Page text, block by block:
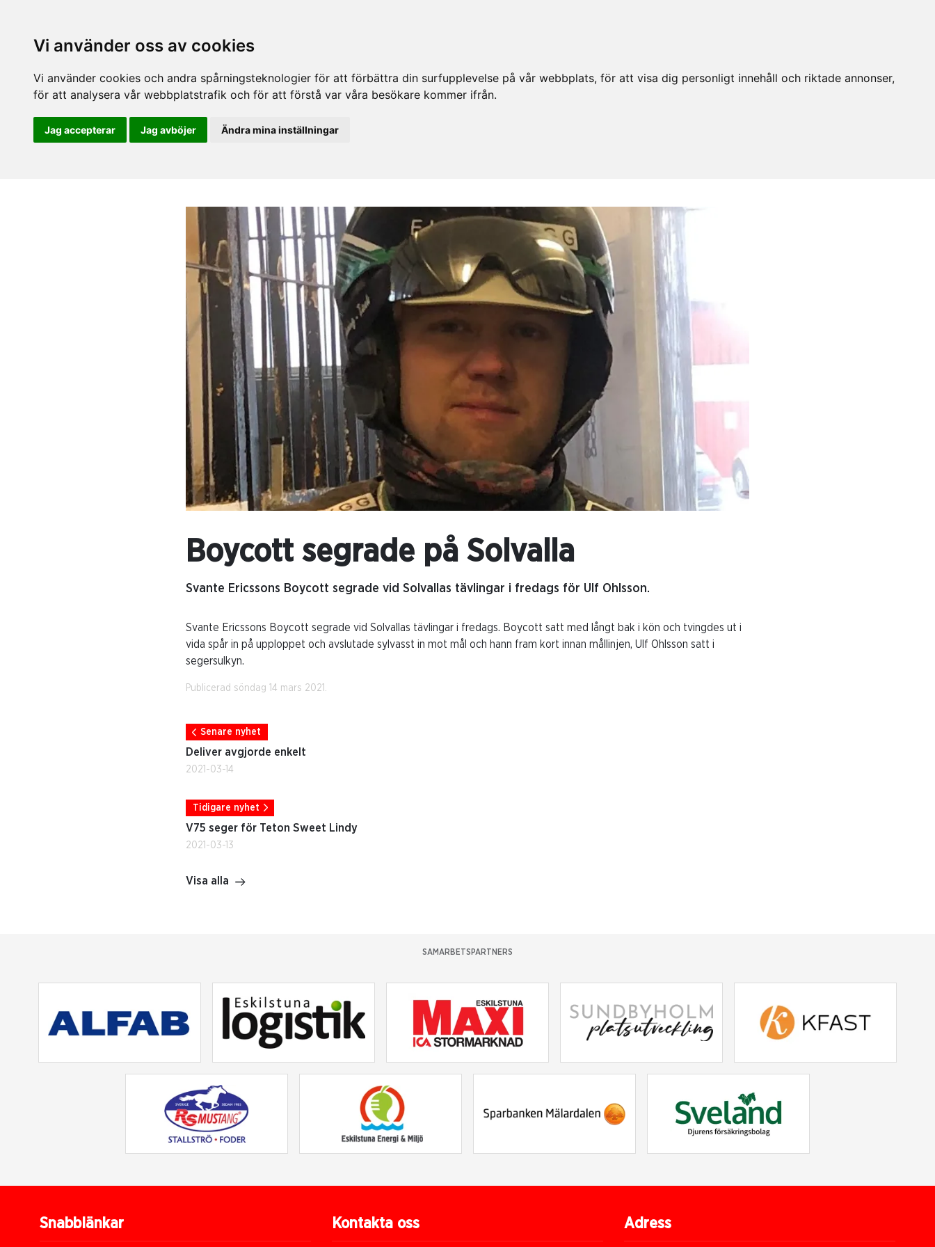
Vi använder oss av cookies
Vi använder cookies och andra spårningsteknologier för att förbättra din surfupplevelse på vår webbplats, för att visa dig personligt innehåll och riktade annonser,
för att analysera vår webbplatstrafik och för att förstå var våra besökare kommer ifrån.
Jag accepterar Jag avböjer Ändra mina inställningar
Boycott segrade på Solvalla
Svante Ericssons Boycott segrade vid Solvallas tävlingar i fredags för Ulf Ohlsson.
Svante Ericssons Boycott segrade vid Solvallas tävlingar i fredags. Boycott satt med långt bak i kön och tvingdes ut i
vida spår in på upploppet och avslutade sylvasst in mot mål och hann fram kort innan mållinjen, Ulf Ohlsson satt i
segersulkyn.
Publicerad söndag 14 mars 2021.
Senare nyhet
Deliver avgjorde enkelt
2021-03-14
Tidigare nyhet
V75 seger för Teton Sweet Lindy
2021-03-13
Visa alla
SAMARBETSPARTNERS
Snabblänkar Kontakta oss Adress